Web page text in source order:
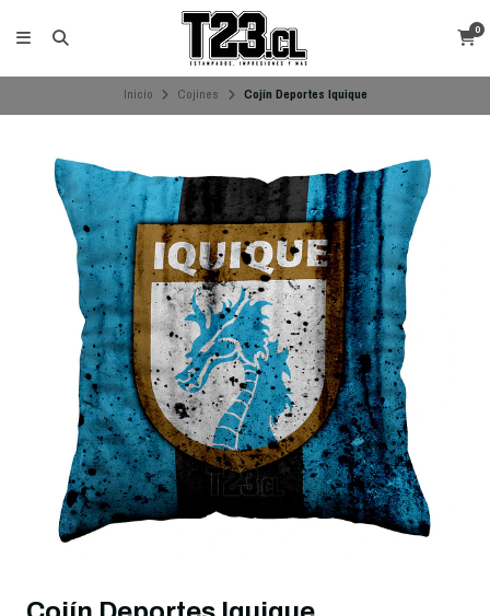
0
Inicio Cojines Cojín Deportes Iquique